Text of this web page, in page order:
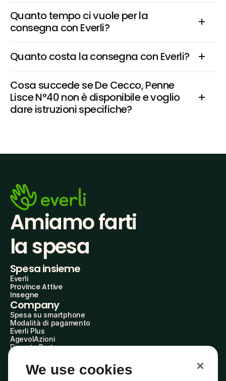
Quanto tempo ci vuole per la
consegna con Everli?
Quanto costa la consegna con Everli?
Cosa succede se De Cecco, Penne
Lisce N°40 non è disponibile e voglio
dare istruzioni specifiche?
Amiamo farti
la spesa
Spesa insieme
Everli
Province Attive
Insegne
Company
Spesa su smartphone
Modalità di pagamento
Everli Plus
AgevolAzioni
Diventa Partner
Everli Shoppers
About Us
We use cookies